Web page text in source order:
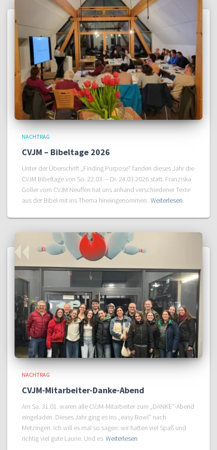
NACHTRAG
CVJM – Bibeltage 2026
Unter der Überschrift „Finding Purpose“ fanden dieses Jahr die
CVJM Bibeltage von So. 22.03. – Di. 24.03.2026 statt. Franziska
Goller vom CVJM Neuffen hat uns anhand verschiedener Texte
aus der Bibel mit ins Thema hineingenommen. Weiterlesen
NACHTRAG
CVJM-Mitarbeiter-Danke-Abend
Am Sa. 31.01. waren alle CVJM-Mitarbeiter zum „DANKE“-Abend
eingeladen. Dieses Jahr ging es ins „easy Bowl“ nach
Metzingen. Ich will es mal so sagen: wir hatten viel Spaß und
richtig viel gute Laune. Und es Weiterlesen